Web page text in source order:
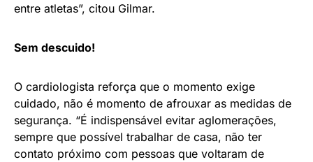
entre atletas”, citou Gilmar.
Sem descuido!
O cardiologista reforça que o momento exige
cuidado, não é momento de afrouxar as medidas de
segurança. “É indispensável evitar aglomerações,
sempre que possível trabalhar de casa, não ter
contato próximo com pessoas que voltaram de